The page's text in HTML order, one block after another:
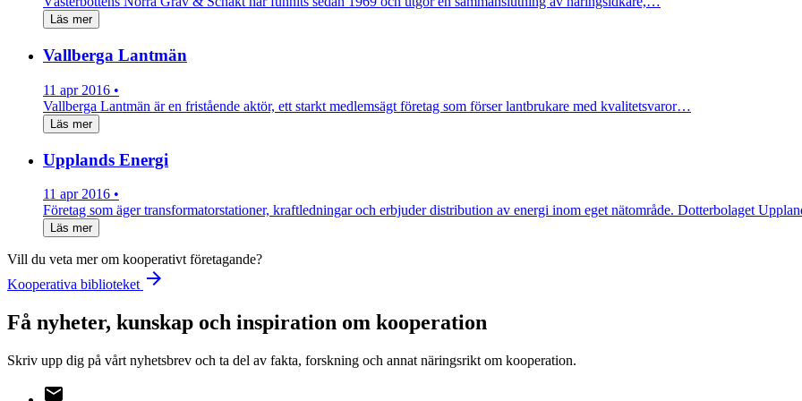
Läs mer
Vallberga Lantmän
11 apr 2016 •
Vallberga Lantmän är en fristående aktör, ett starkt medlemsägt företag som förser lantbrukare med kvalitetsvaror…
Läs mer
Upplands Energi
11 apr 2016 •
Företag som äger transformatorstationer, kraftledningar och erbjuder distribution av energi inom eget nätområde. Dotterbolaget
Läs mer
Vill du veta mer om kooperativt företagande?
Kooperativa biblioteket arrow_forward
Få nyheter, kunskap och inspiration om kooperation
Skriv upp dig på vårt nyhetsbrev och ta del av fakta, forskning och annat näringsrikt om kooperation.
email